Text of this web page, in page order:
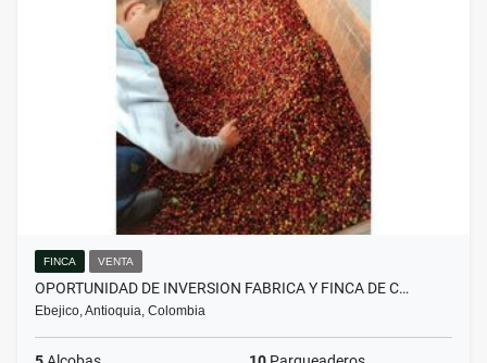
FINCA VENTA
OPORTUNIDAD DE INVERSION FABRICA Y FINCA DE C…
Ebejico, Antioquia, Colombia